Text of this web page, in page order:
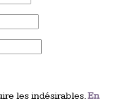
les indésirables.En